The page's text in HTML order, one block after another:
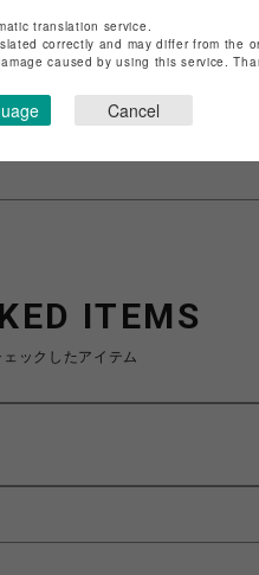
表記はこちら
ITEMS
ェックしたアイテム
translation service.
correctly and may differ from the
caused by using this service.
Cancel